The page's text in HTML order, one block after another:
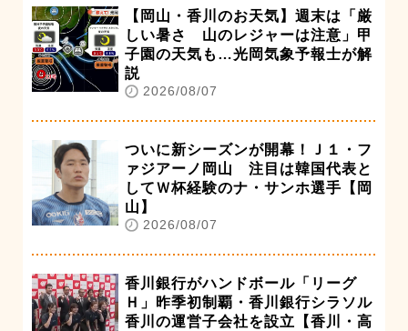
【岡山・香川のお天気】週末は「厳
しい暑さ 山のレジャーは注意」甲
子園の天気も…光岡気象予報士が解
説
2026/08/07
ついに新シーズンが開幕！Ｊ１・フ
ァジアーノ岡山 注目は韓国代表と
してＷ杯経験のナ・サンホ選手【岡
山】
2026/08/07
香川銀行がハンドボール「リーグ
Ｈ」昨季初制覇・香川銀行シラソル
香川の運営子会社を設立【香川・高